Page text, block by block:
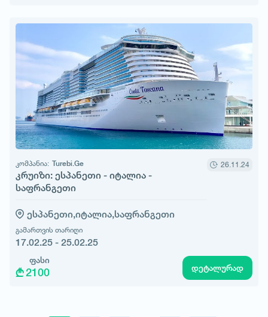
კომპანია: Turebi.Ge
კრუიზი: ესპანეთი - იტალია -
საფრანგეთი
26.11.24
ესპანეთი,იტალია,საფრანგეთი
გამართვის თარიღი
17.02.25 - 25.02.25
ფასი
2100 დეტალურად